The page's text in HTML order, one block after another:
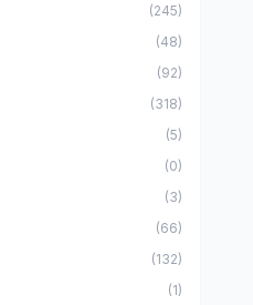
(245)
(48)
(92)
(318)
(5)
(0)
(3)
(66)
(132)
(1)